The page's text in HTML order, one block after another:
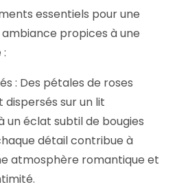
essentiels pour une
propices à une
: Des pétales de roses
sur un lit
un éclat subtil de bougies
détail contribue à
atmosphère romantique et